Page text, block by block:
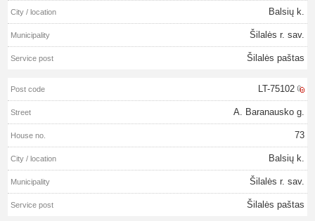
Balsių k.
Šilalės r. sav.
Šilalės paštas
LT-75102
A. Baranausko g.
73
Balsių k.
Šilalės r. sav.
Šilalės paštas